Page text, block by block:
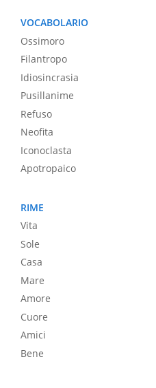
VOCABOLARIO
Ossimoro
Filantropo
Idiosincrasia
Pusillanime
Refuso
Neofita
Iconoclasta
Apotropaico
RIME
Vita
Sole
Casa
Mare
Amore
Cuore
Amici
Bene